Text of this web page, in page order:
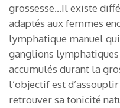
grossesse…Il existe
adaptés aux femmes
lymphatique manuel
ganglions
accumulés durant la
l’objectif est
retrouver sa tonicité